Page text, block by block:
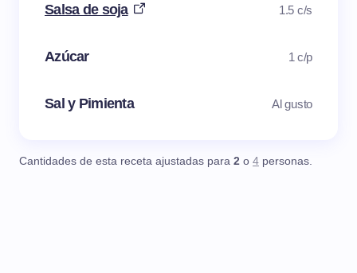
Salsa de soja 1.5 c/s
Azúcar 1 c/p
Sal y Pimienta Al gusto
Cantidades de esta receta ajustadas para 2 o 4 personas.